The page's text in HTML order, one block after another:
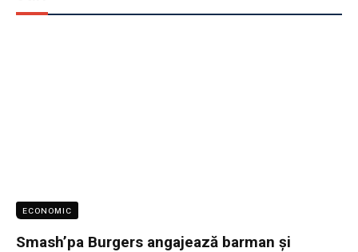
ECONOMIC
Smash’pa Burgers angajează barman și